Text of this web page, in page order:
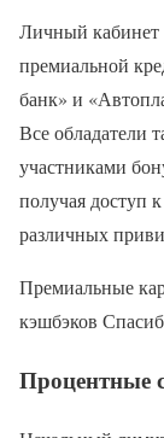
Личный кабинет
премиальной
банк» и
Все обладатели
участниками
получая доступ
различных
Премиальные
кэшбэков
Процентные